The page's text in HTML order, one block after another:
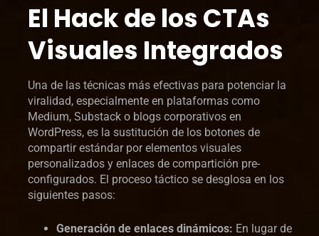
El Hack de los CTAs
Visuales Integrados
Una de las técnicas más efectivas para potenciar la
viralidad, especialmente en plataformas como
Medium, Substack o blogs corporativos en
WordPress, es la sustitución de los botones de
compartir estándar por elementos visuales
personalizados y enlaces de compartición pre-
configurados. El proceso táctico se desglosa en los
siguientes pasos:
Generación de enlaces dinámicos: En lugar de